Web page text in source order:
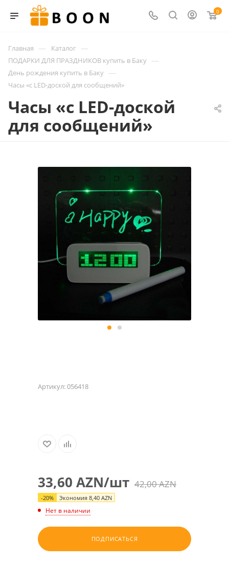
0
Главная — Каталог —
ПОДАРКИ ДЛЯ ПРАЗДНИКОВ купить в Баку —
День рождения купить в Баку —
Часы «c LED-доской для сообщений»
Часы «c LED-доской
для сообщений»
Артикул:056418
33,60 AZN/шт 42,00AZN
-20% Экономия 8,40 AZN
Нет в наличии
ПОДПИСАТЬСЯ